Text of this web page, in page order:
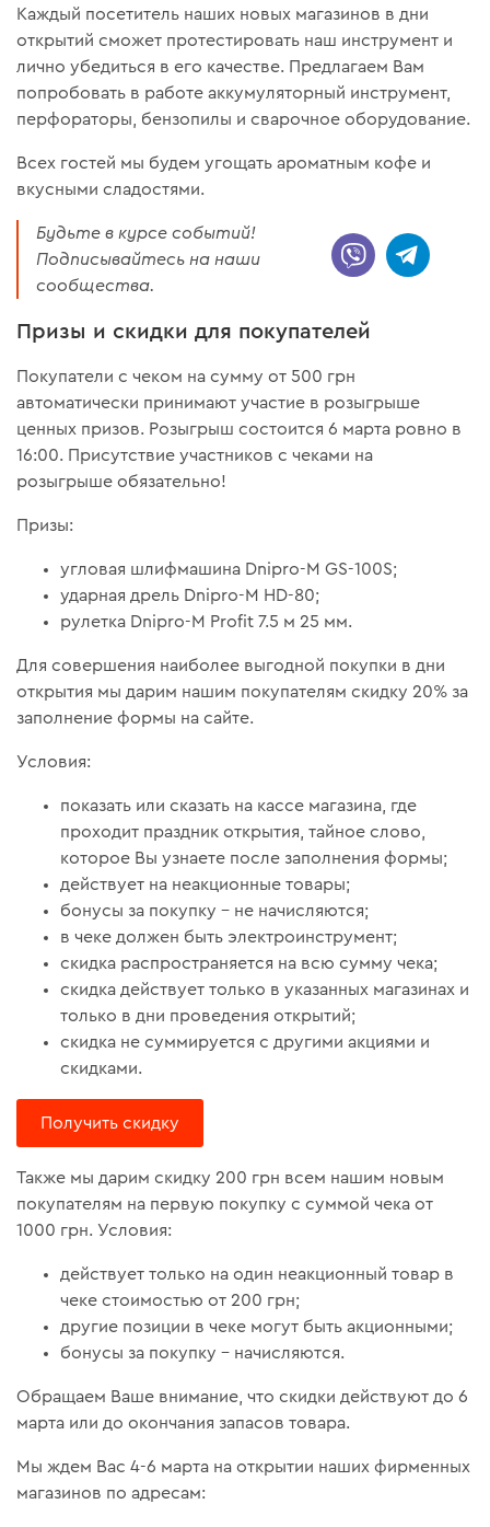
Каждый посетитель наших новых магазинов в дни
открытий сможет протестировать наш инструмент и
лично убедиться в его качестве. Предлагаем Вам
попробовать в работе аккумуляторный инструмент,
перфораторы, бензопилы и сварочное оборудование.
Всех гостей мы будем угощать ароматным кофе и
вкусными сладостями.
Будьте в курсе событий!
Подписывайтесь на наши
сообщества.
Призы и скидки для покупателей
Покупатели с чеком на сумму от 500 грн
автоматически принимают участие в розыгрыше
ценных призов. Розыгрыш состоится 6 марта ровно в
16:00. Присутствие участников с чеками на
розыгрыше обязательно!
Призы:
угловая шлифмашина Dnipro-M GS-100S;
ударная дрель Dnipro-M HD-80;
рулетка Dnipro-M Profit 7.5 м 25 мм.
Для совершения наиболее выгодной покупки в дни
открытия мы дарим нашим покупателям скидку 20% за
заполнение формы на сайте.
Условия:
показать или сказать на кассе магазина, где
проходит праздник открытия, тайное слово,
которое Вы узнаете после заполнения формы;
действует на неакционные товары;
бонусы за покупку – не начисляются;
в чеке должен быть электроинструмент;
скидка распространяется на всю сумму чека;
скидка действует только в указанных магазинах и
только в дни проведения открытий;
скидка не суммируется с другими акциями и
скидками.
Получить скидку
Также мы дарим скидку 200 грн всем нашим новым
покупателям на первую покупку с суммой чека от
1000 грн. Условия:
действует только на один неакционный товар в
чеке стоимостью от 200 грн;
другие позиции в чеке могут быть акционными;
бонусы за покупку – начисляются.
Обращаем Ваше внимание, что скидки действуют до 6
марта или до окончания запасов товара.
Мы ждем Вас 4-6 марта на открытии наших фирменных
магазинов по адресам: